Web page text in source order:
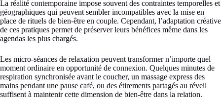
La réalité contemporaine impose souvent des contraintes temporelles et
géographiques qui peuvent sembler incompatibles avec la mise en
place de rituels de bien-être en couple. Cependant, l’adaptation créative
de ces pratiques permet de préserver leurs bénéfices même dans les
agendas les plus chargés.
Les micro-séances de relaxation peuvent transformer n’importe quel
moment ordinaire en opportunité de connexion. Quelques minutes de
respiration synchronisée avant le coucher, un massage express des
mains pendant une pause café, ou des étirements partagés au réveil
suffisent à maintenir cette dimension de bien-être dans la relation.